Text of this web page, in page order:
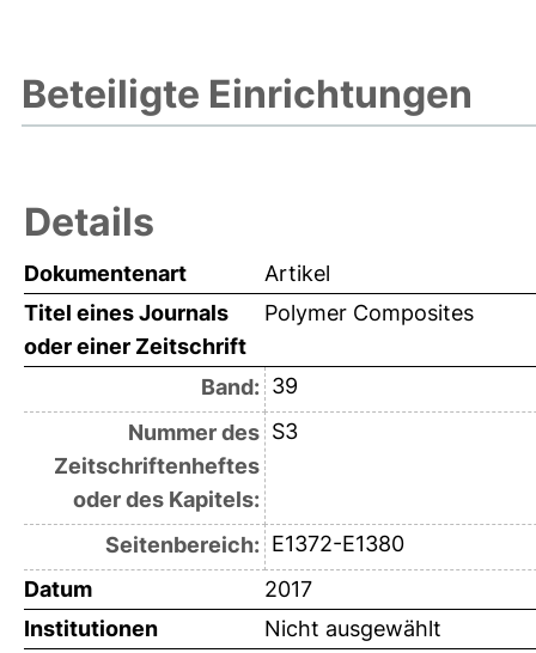
Beteiligte Einrichtungen
Details
Dokumentenart
Artikel
Titel eines Journals
oder einer Zeitschrift
Polymer Composites
Band: 39
Nummer des
Zeitschriftenheftes
oder des Kapitels:
S3
Seitenbereich: E1372-E1380
Datum
2017
Institutionen
Nicht ausgewählt